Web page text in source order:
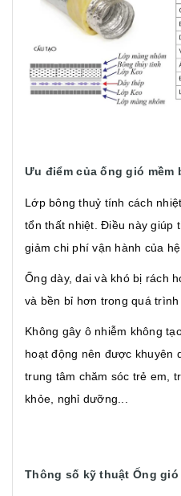
Ưu điểm của ống gió mềm
Lớp bông thuỷ tính cách
tổn thất nhiệt. Điều này giúp
giảm chi phí vận hành của
Ống dày, dai và khó bị rách
và bền bỉ hơn trong quá trình
Không gây ô nhiễm không
hoạt động nên được khuyên
trung tâm chăm sóc trẻ em,
khỏe, nghỉ dưỡng...
Thông số kỹ thuật Ống gió